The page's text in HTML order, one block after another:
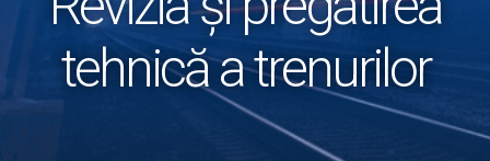
tehnică a trenurilor